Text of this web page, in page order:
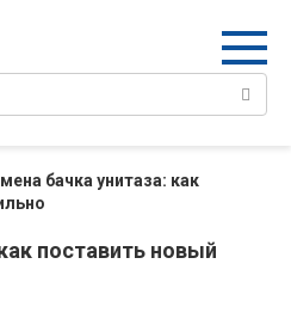
бачка унитаза: как
поставить новый